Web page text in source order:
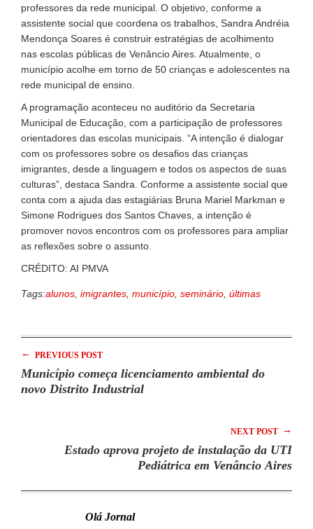
professores da rede municipal. O objetivo, conforme a
assistente social que coordena os trabalhos, Sandra Andréia
Mendonça Soares é construir estratégias de acolhimento
nas escolas públicas de Venâncio Aires. Atualmente, o
município acolhe em torno de 50 crianças e adolescentes na
rede municipal de ensino.
A programação aconteceu no auditório da Secretaria
Municipal de Educação, com a participação de professores
orientadores das escolas municipais. “A intenção é dialogar
com os professores sobre os desafios das crianças
imigrantes, desde a linguagem e todos os aspectos de suas
culturas”, destaca Sandra. Conforme a assistente social que
conta com a ajuda das estagiárias Bruna Mariel Markman e
Simone Rodrigues dos Santos Chaves, a intenção é
promover novos encontros com os professores para ampliar
as reflexões sobre o assunto.
CRÉDITO: AI PMVA
Tags:alunos imigrantes município seminário últimas
← PREVIOUS POST
Município começa licenciamento ambiental do
novo Distrito Industrial
NEXT POST →
Estado aprova projeto de instalação da UTI
Pediátrica em Venâncio Aires
Olá Jornal